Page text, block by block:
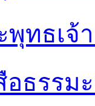
พุทธเจ้
อธรรม